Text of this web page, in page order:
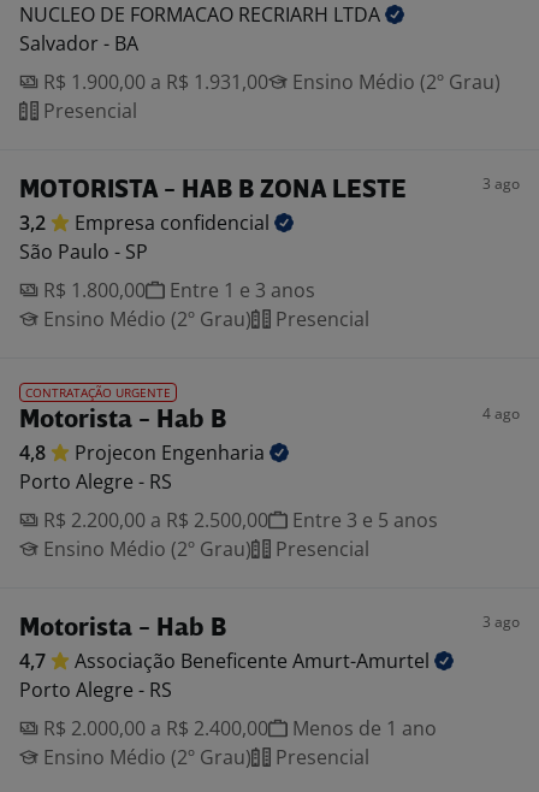
NUCLEO DE FORMACAO RECRIARH LTDA
Salvador - BA
R$ 1.900,00 a R$ 1.931,00
Ensino Médio (2º Grau)
Presencial
MOTORISTA - HAB B ZONA LESTE 3 ago
3,2 Empresa confidencial
São Paulo - SP
R$ 1.800,00
Entre 1 e 3 anos
Ensino Médio (2º Grau)
Presencial
CONTRATAÇÃO URGENTE
Motorista - Hab B 4 ago
4,8 Projecon Engenharia
Porto Alegre - RS
R$ 2.200,00 a R$ 2.500,00
Entre 3 e 5 anos
Ensino Médio (2º Grau)
Presencial
Motorista - Hab B 3 ago
4,7 Associação Beneficente Amurt-Amurtel
Porto Alegre - RS
R$ 2.000,00 a R$ 2.400,00
Menos de 1 ano
Ensino Médio (2º Grau)
Presencial